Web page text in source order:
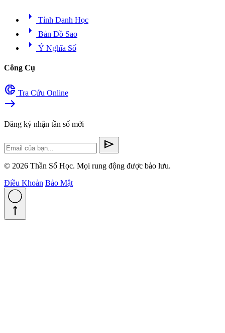
arrow_right Tính Danh Học
arrow_right Bản Đồ Sao
arrow_right Ý Nghĩa Số
Công Cụ
donut_small Tra Cứu Online
east
Đăng ký nhận tần số mới
send
© 2026 Thần Số Học. Mọi rung động được bảo lưu.
Điều Khoản Bảo Mật
straight